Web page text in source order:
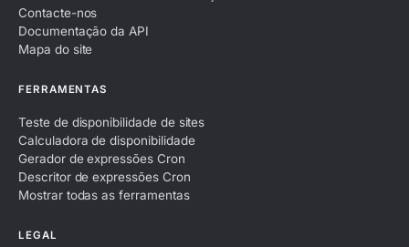
Contacte-nos
Documentação da API
Mapa do site
FERRAMENTAS
Teste de disponibilidade de sites
Calculadora de disponibilidade
Gerador de expressões Cron
Descritor de expressões Cron
Mostrar todas as ferramentas
LEGAL